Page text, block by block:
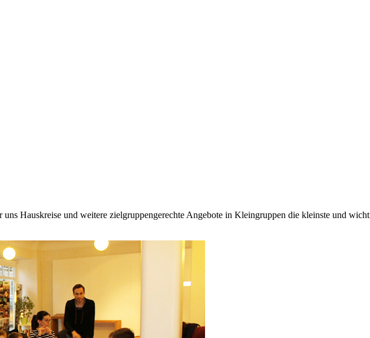
Hauskreise und weitere zielgruppengerechte Angebote in Kleingruppen die kleinste und